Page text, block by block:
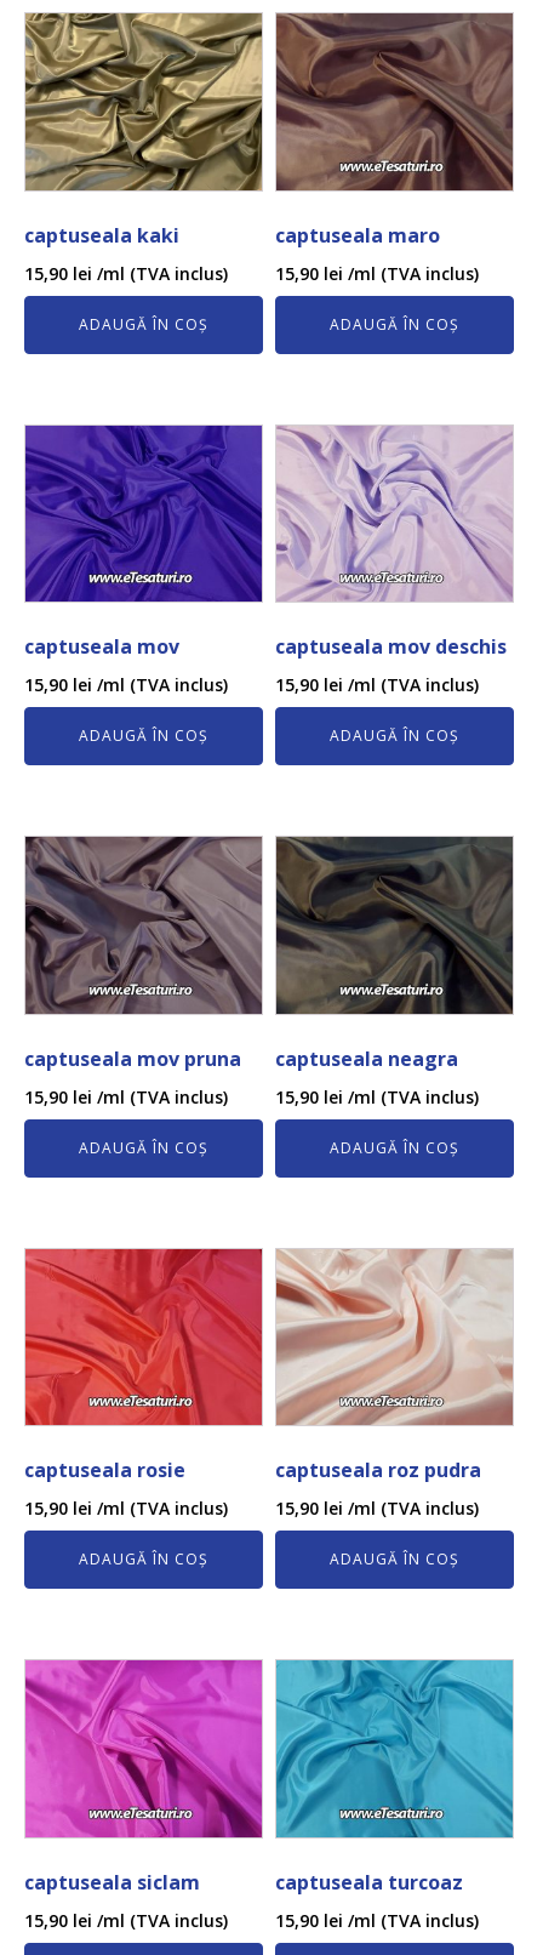
captuseala kaki
15,90 lei /ml (TVA inclus)
ADAUGĂ ÎN COȘ
captuseala maro
15,90 lei /ml (TVA inclus)
ADAUGĂ ÎN COȘ
captuseala mov
15,90 lei /ml (TVA inclus)
ADAUGĂ ÎN COȘ
captuseala mov deschis
15,90 lei /ml (TVA inclus)
ADAUGĂ ÎN COȘ
captuseala mov pruna
15,90 lei /ml (TVA inclus)
ADAUGĂ ÎN COȘ
captuseala neagra
15,90 lei /ml (TVA inclus)
ADAUGĂ ÎN COȘ
captuseala rosie
15,90 lei /ml (TVA inclus)
ADAUGĂ ÎN COȘ
captuseala roz pudra
15,90 lei /ml (TVA inclus)
ADAUGĂ ÎN COȘ
captuseala siclam
15,90 lei /ml (TVA inclus)
captuseala turcoaz
15,90 lei /ml (TVA inclus)